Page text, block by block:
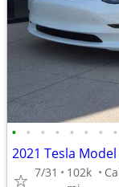
• • • • • • • •
7/31
102k